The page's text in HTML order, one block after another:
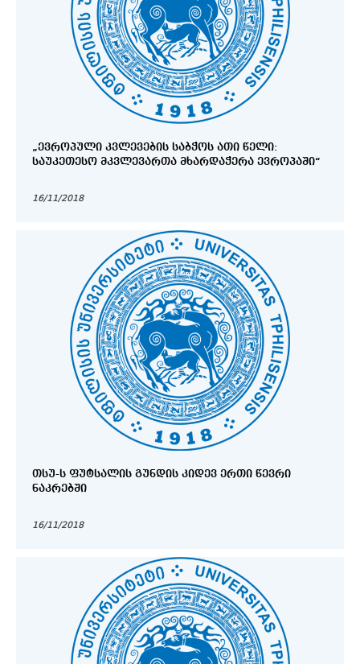
„ᲔᲕᲠᲝᲞᲣᲚᲘ ᲙᲕᲚᲔᲕᲔᲑᲘᲡ ᲡᲐᲑᲭᲝᲡ ᲐᲗᲘ ᲬᲔᲚᲘ:
ᲡᲐᲣᲙᲔᲗᲔᲡᲝ ᲛᲙᲕᲚᲔᲕᲐᲠᲗᲐ ᲛᲮᲐᲠᲓᲐᲭᲔᲠᲐ ᲔᲕᲠᲝᲞᲐᲨᲘ“
16/11/2018
ᲗᲡᲣ-Ს ᲤᲣᲢᲡᲐᲚᲘᲡ ᲒᲣᲜᲓᲘᲡ ᲙᲘᲓᲔᲕ ᲔᲠᲗᲘ ᲬᲔᲕᲠᲘ
ᲜᲐᲙᲠᲔᲑᲨᲘ
16/11/2018